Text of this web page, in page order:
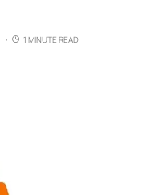
1 MINUTE READ